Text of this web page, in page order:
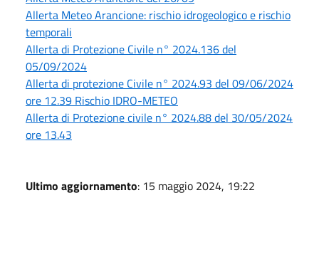
Allerta Meteo Arancione: rischio idrogeologico e rischio
temporali
Allerta di Protezione Civile n° 2024.136 del
05/09/2024
Allerta di protezione Civile n° 2024.93 del 09/06/2024
ore 12.39 Rischio IDRO-METEO
Allerta di Protezione civile n° 2024.88 del 30/05/2024
ore 13.43
Ultimo aggiornamento: 15 maggio 2024, 19:22